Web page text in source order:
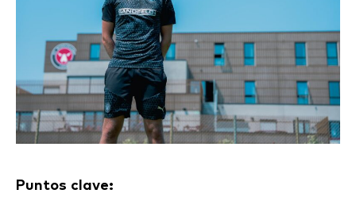
Puntos clave: